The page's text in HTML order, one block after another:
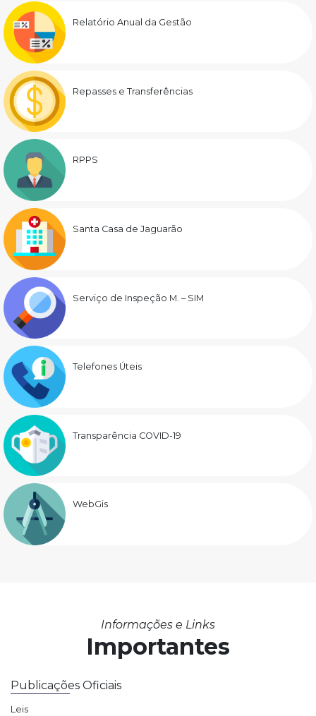
Relatório Anual da Gestão
Repasses e Transferências
RPPS
Santa Casa de Jaguarão
Serviço de Inspeção M. – SIM
Telefones Úteis
Transparência COVID-19
WebGis
Informações e Links
Importantes
Publicações Oficiais
Leis